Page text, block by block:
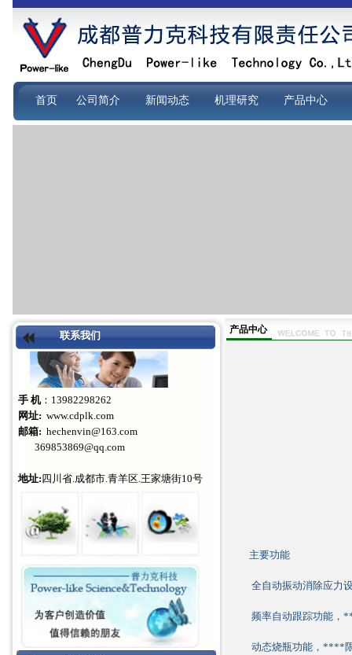
首页 公司简介 新闻动态 机理研究 产品中心
联系我们
手 机：13982298262
网址: www.cdplk.com
邮箱: hechenvin@163.com
369853869@qq.com
地址:四川省.成都市.青羊区.王家塘街10号
产品中心
主要功能
全自动振动消除应力
频率自动跟踪功能，
动态烧瓶功能，****